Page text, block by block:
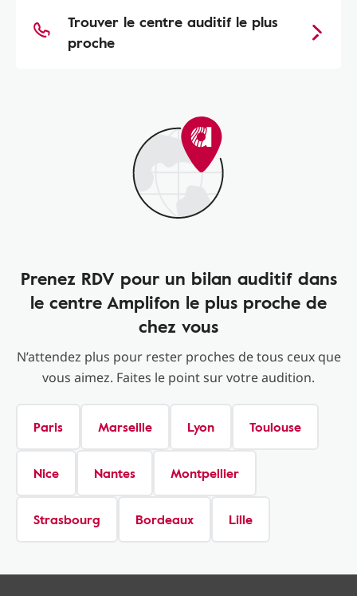
Trouver le centre auditif le plus
proche
Prenez RDV pour un bilan auditif dans
le centre Amplifon le plus proche de
chez vous
N’attendez plus pour rester proches de tous ceux que
vous aimez. Faites le point sur votre audition.
Paris Marseille Lyon Toulouse
Nice Nantes Montpellier
Strasbourg Bordeaux Lille